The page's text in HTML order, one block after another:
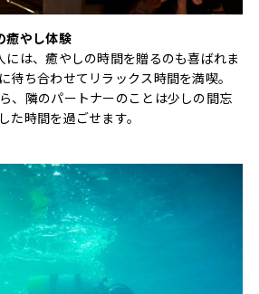
癒やし体験
は、癒やしの時間を贈るのも喜ばれま
待ち合わせてリラックス時間を満喫。
、隣のパートナーのことは少しの間忘
た時間を過ごせます。